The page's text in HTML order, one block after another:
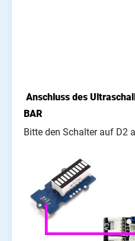
Anschluss des
BAR
Bitte den Schalter auf D2